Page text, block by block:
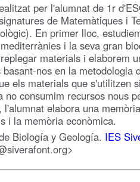
per l'alumnat de 1r
de Matemàtiques i
En primer lloc,
i la seva gran
materials i elaborem
nos en la metodologia
els materials que s'utilitzen
no consumim recursos nous
elabora una
i la memòria econòmica.
Biología y Geología. IES